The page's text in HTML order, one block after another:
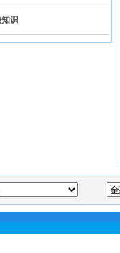
知识